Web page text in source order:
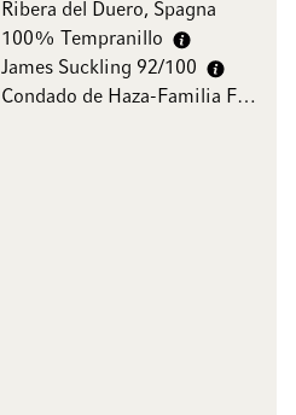
Ribera del Duero, Spagna
100% Tempranillo
James Suckling 92/100
Condado de Haza-Familia Fernández Rivera